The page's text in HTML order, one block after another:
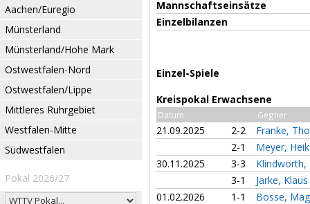
Aachen/Euregio
Münsterland
Münsterland/Hohe Mark
Ostwestfalen-Nord
Ostwestfalen/Lippe
Mittleres Ruhrgebiet
Westfalen-Mitte
Südwestfalen
Pokal 2026/27
Mannschaftseinsätze
Einzelbilanzen
Einzel-Spiele
Kreispokal Erwachsene
Datum Gegner
21.09.2025 2-2
Franke,
2-1
Meyer,
30.11.2025
3-3
Klindworth,
3-1
Jarke, Klaus
01.02.2026
1-1
Bosse,